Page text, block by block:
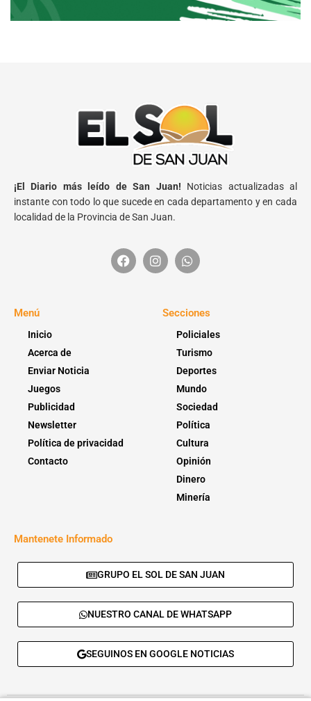
¡El Diario más leído de San Juan! Noticias actualizadas al
instante con todo lo que sucede en cada departamento y en cada
localidad de la Provincia de San Juan.
Menú
Inicio
Acerca de
Enviar Noticia
Juegos
Publicidad
Newsletter
Política de privacidad
Contacto
Secciones
Policiales
Turismo
Deportes
Mundo
Sociedad
Política
Cultura
Opinión
Dinero
Minería
Mantenete Informado
GRUPO EL SOL DE SAN JUAN
NUESTRO CANAL DE WHATSAPP
SEGUINOS EN GOOGLE NOTICIAS